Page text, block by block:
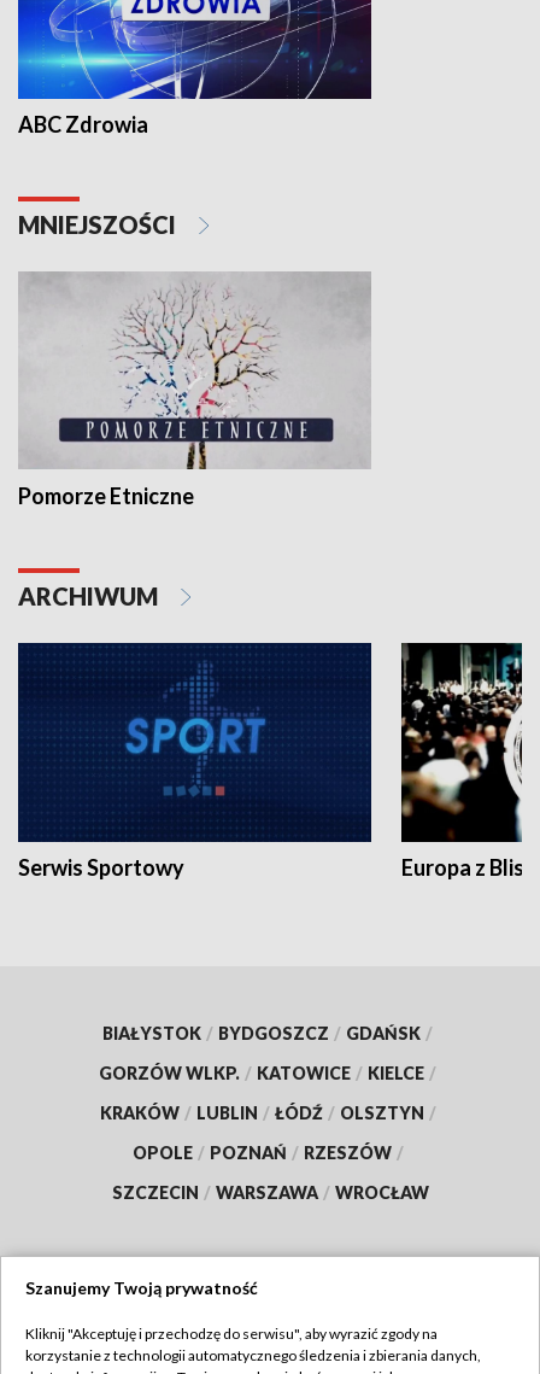
ABC Zdrowia
MNIEJSZOŚCI
Pomorze Etniczne
ARCHIWUM
Serwis Sportowy Europa z
BIAŁYSTOK / BYDGOSZCZ / GDAŃSK /
GORZÓW WLKP. / KATOWICE / KIELCE /
KRAKÓW / LUBLIN / ŁÓDŹ / OLSZTYN /
OPOLE / POZNAŃ / RZESZÓW /
SZCZECIN / WARSZAWA / WROCŁAW
TVP
Szanujemy Twoją prywatność
Kliknij "Akceptuję i przechodzę do serwisu", aby wyrazić zgody na
korzystanie z technologii automatycznego śledzenia i zbierania danych,